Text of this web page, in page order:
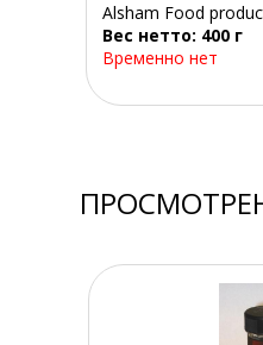
Alsham Food
Вес нетто: 400 г
Временно нет